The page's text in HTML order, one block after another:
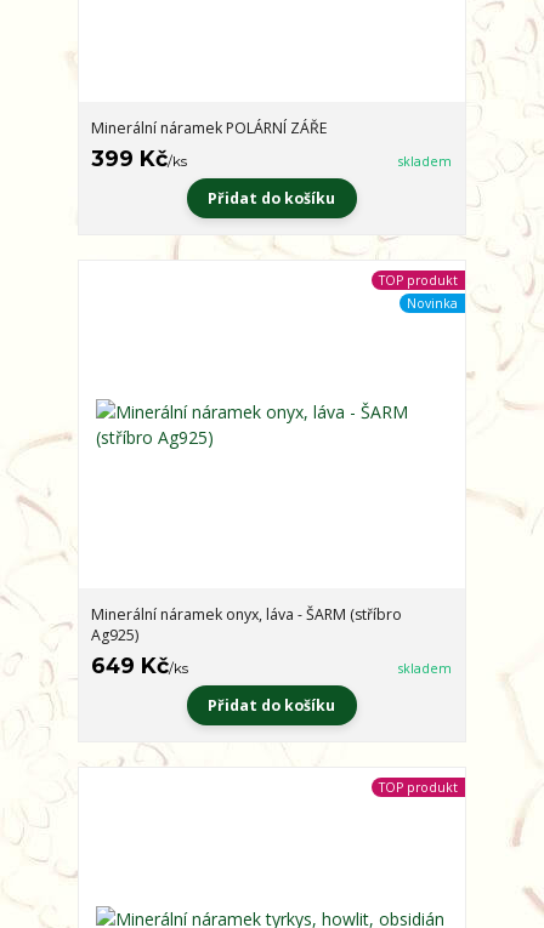
Minerální náramek POLÁRNÍ ZÁŘE
399 Kč/ks skladem
Přidat do košíku
TOP produkt
Novinka
Minerální náramek onyx, láva - ŠARM (stříbro
Ag925)
649 Kč/ks skladem
Přidat do košíku
TOP produkt